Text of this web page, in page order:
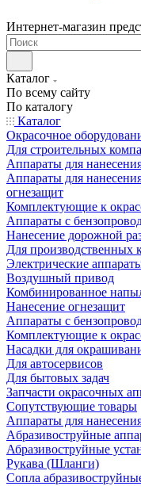
Интернет-магазин
Каталог
По всему сайту
По каталогу
Каталог
Окрасочное
Для строительных
Аппараты для
Аппараты для
огнезащит
Комплектующие к
Аппараты с
Нанесение дорожной
Для производственных
Электрические
Воздушный привод
Комбинированное
Нанесение огнезащит
Аппараты с
Комплектующие к
Насадки для
Для автосервисов
Для бытовых задач
Запчасти окрасочных
Сопутствующие товары
Аппараты для
Aбразивоструйные
Абразивоструйные
Рукава (Шланги)
Сопла